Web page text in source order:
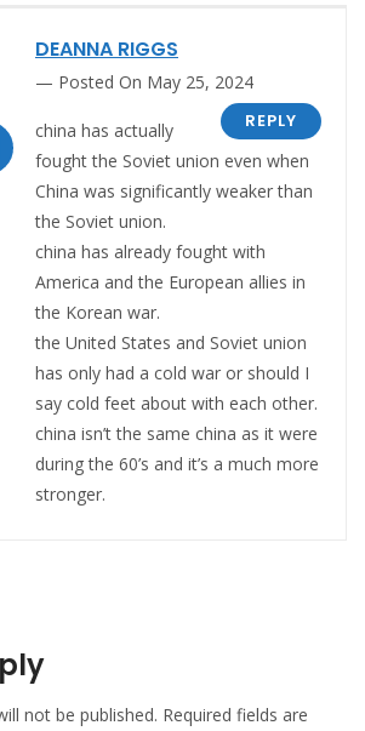
DEANNA RIGGS
Posted On May 25, 2024
REPLY
china has actually
fought the Soviet union even when
China was significantly weaker than
the Soviet union.
china has already fought with
America and the European allies in
the Korean war.
the United States and Soviet union
has only had a cold war or should I
say cold feet about with each other.
china isn’t the same china as it were
during the 60’s and it’s a much more
stronger.
not be published. Required fields are